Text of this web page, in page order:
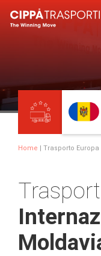
Home | Trasporto Europa